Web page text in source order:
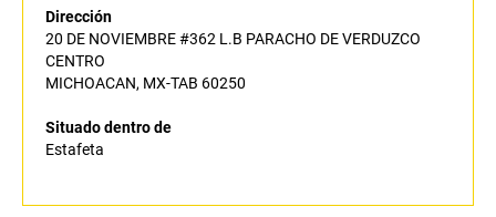
Dirección
20 DE NOVIEMBRE #362 L.B PARACHO DE VERDUZCO
CENTRO
MICHOACAN, MX-TAB 60250
Situado dentro de
Estafeta